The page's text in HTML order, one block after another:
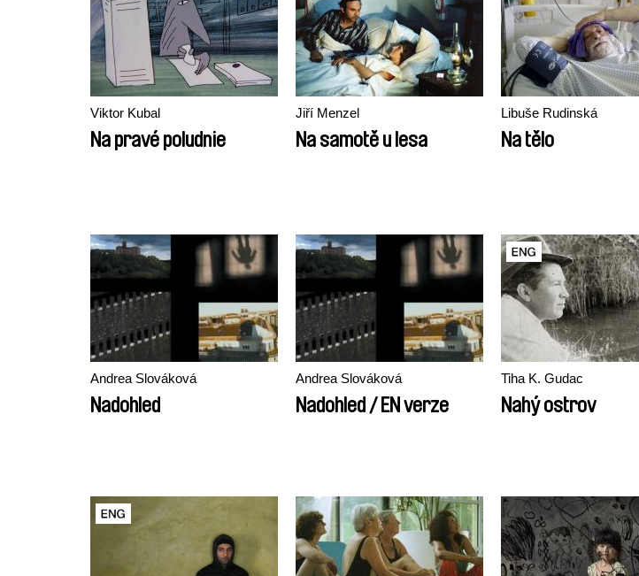
Viktor Kubal
Na pravé poludnie
Jiří Menzel
Na samotě u lesa
Libuše Rudinská
Na tělo
Andrea Slováková
Nadohled
Andrea Slováková
Nadohled / EN verze
Tiha K. Gudac
Nahý ostrov